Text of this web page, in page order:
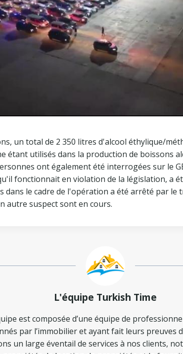
un total de 2 350 litres d'alcool éthylique/
étant utilisés dans la production de boissons
ont également été interrogées sur le
fonctionnait en violation de la législation, a
dans le cadre de l'opération a été arrêté par le
autre suspect sont en cours.
L'équipe Turkish Time
est composée d’une équipe de
par l’immobilier et ayant fait leurs preuves
un large éventail de services à nos clients,